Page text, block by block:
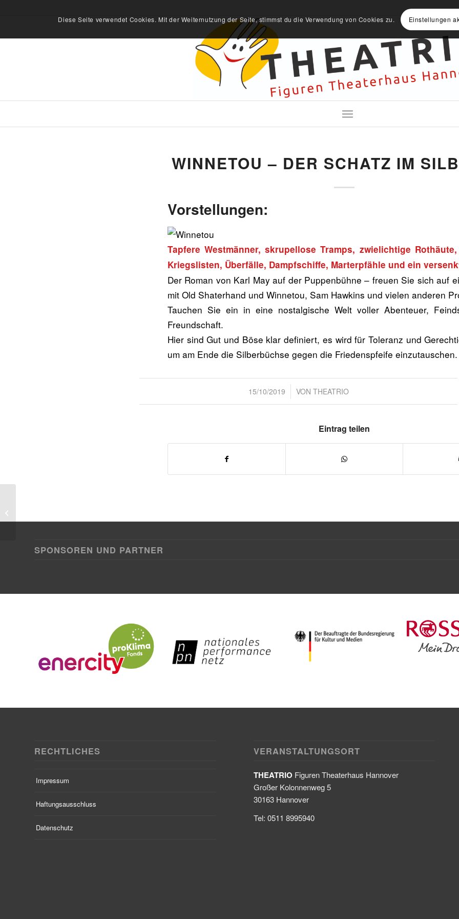
WINNETOU – DER SCHATZ IM
Vorstellungen:
Tapfere Westmänner, skrupellose Tramps, zwielichtige
Kriegslisten, Überfälle, Dampfschiffe, Marterpfähle und ein
Der Roman von Karl May auf der Puppenbühne – freuen Sie sich auf
mit Old Shaterhand und Winnetou, Sam Hawkins und vielen anderen
Tauchen Sie ein in eine nostalgische Welt voller Abenteuer,
Freundschaft.
Hier sind Gut und Böse klar definiert, es wird für Toleranz und
um am Ende die Silberbüchse gegen die Friedenspfeife
15/10/2019
/ VON THEATRIO
Eintrag teilen
SPONSOREN UND PARTNER
RECHTLICHES
Impressum
Haftungsausschluss
Datenschutz
VERANSTALTUNGSORT
THEATRIO Figuren Theaterhaus Hannover
Großer Kolonnenweg 5
30163 Hannover
Tel: 0511 8995940
Diese Seite verwendet Cookies. Mit der Weiternutzung der Seite, stimmst du die Verwendung von Cookies zu. Einstellungen